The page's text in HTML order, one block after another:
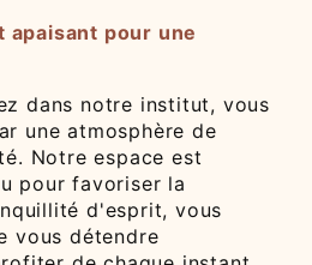
apaisant pour une
dans notre institut, vous
une atmosphère de
Notre espace est
pour favoriser la
d'esprit, vous
vous détendre